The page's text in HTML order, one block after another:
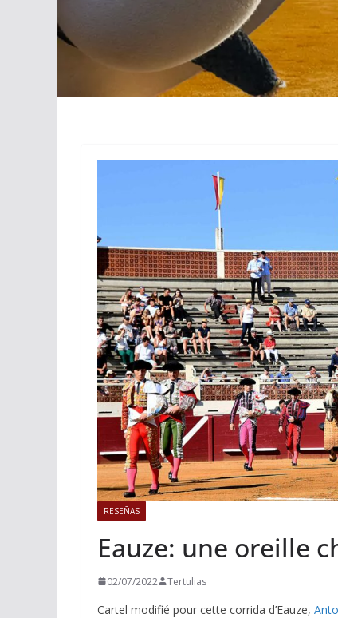
RESEÑAS
Eauze: une oreille
02/07/2022 Tertulias
Cartel modifié pour cette corrida d’Eauze,
ACTUALITÉS
Istres,
photos
19/06/2026